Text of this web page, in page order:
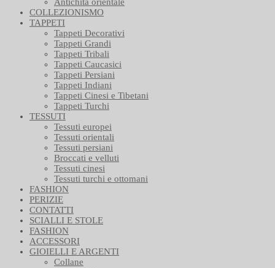
Antichità orientale
COLLEZIONISMO
TAPPETI
Tappeti Decorativi
Tappeti Grandi
Tappeti Tribali
Tappeti Caucasici
Tappeti Persiani
Tappeti Indiani
Tappeti Cinesi e Tibetani
Tappeti Turchi
TESSUTI
Tessuti europei
Tessuti orientali
Tessuti persiani
Broccati e velluti
Tessuti cinesi
Tessuti turchi e ottomani
FASHION
PERIZIE
CONTATTI
SCIALLI E STOLE
FASHION
ACCESSORI
GIOIELLI E ARGENTI
Collane